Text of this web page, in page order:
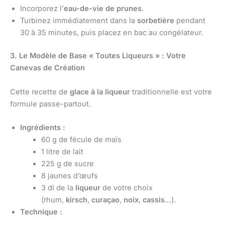
Incorporez l’eau-de-vie de prunes.
Turbinez immédiatement dans la sorbetière pendant
30 à 35 minutes, puis placez en bac au congélateur.
3. Le Modèle de Base « Toutes Liqueurs » : Votre
Canevas de Création
Cette recette de glace à la liqueur traditionnelle est votre
formule passe-partout.
Ingrédients :
60 g de fécule de maïs
1 litre de lait
225 g de sucre
8 jaunes d’œufs
3 dl de la liqueurde votre choix
(rhum, kirsch, curaçao, noix, cassis…).
Technique :